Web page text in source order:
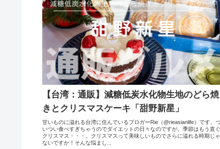
【台湾：通販】減糖低炭水化物生地のどら焼
きとクリスマスケーキ「甜野新星」
甘いものに溢れる台湾に住んでいるブロガーRie（@rieasianlife）です。つ
いつい食べすぎちゃうのでダイエットの日々なのですが、季節はもう直ぐ
クリスマス・・・。クリスマスって美味しいものでさらに溢れる時期じゃ
ないですか！そんな悩まし...